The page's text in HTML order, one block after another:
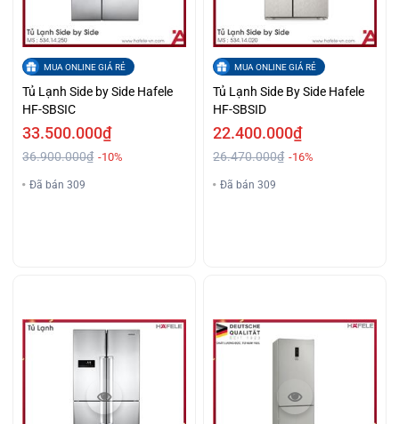
MUA ONLINE GIÁ RẺ
Tủ Lạnh Side by Side Hafele
HF-SBSIC
33.500.000₫
36.900.000₫ -10%
Đã bán 309
MUA ONLINE GIÁ RẺ
Tủ Lạnh Side By Side Hafele
HF-SBSID
22.400.000₫
26.470.000₫ -16%
Đã bán 309